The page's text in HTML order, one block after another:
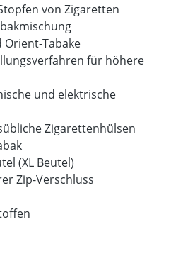
von Zigaretten
Orient-Tabake
für höhere
und elektrische
Zigarettenhülsen
(XL Beutel)
Zip-Verschluss